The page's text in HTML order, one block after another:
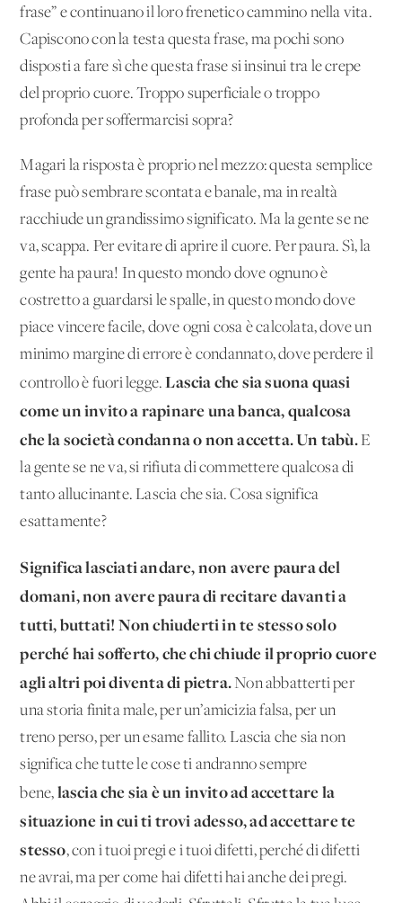
frase” e continuano il loro frenetico cammino nella vita.
Capiscono con la testa questa frase, ma pochi sono
disposti a fare sì che questa frase si insinui tra le crepe
del proprio cuore. Troppo superficiale o troppo
profonda per soffermarcisi sopra?
Magari la risposta è proprio nel mezzo: questa semplice
frase può sembrare scontata e banale, ma in realtà
racchiude un grandissimo significato. Ma la gente se ne
va, scappa. Per evitare di aprire il cuore. Per paura. Sì, la
gente ha paura! In questo mondo dove ognuno è
costretto a guardarsi le spalle, in questo mondo dove
piace vincere facile, dove ogni cosa è calcolata, dove un
minimo margine di errore è condannato, dove perdere il
controllo è fuori legge.Lascia che sia suona quasi
come un invito a rapinare una banca, qualcosa
che la società condanna o non accetta. Un tabù.E
la gente se ne va, si rifiuta di commettere qualcosa di
tanto allucinante. Lascia che sia. Cosa significa
esattamente?
Significa lasciati andare, non avere paura del
domani, non avere paura di recitare davanti a
tutti, buttati! Non chiuderti in te stesso solo
perché hai sofferto, che chi chiude il proprio cuore
agli altri poi diventa di pietra.Non abbatterti per
una storia finita male, per un’amicizia falsa, per un
treno perso, per un esame fallito. Lascia che sia non
significa che tutte le cose ti andranno sempre
bene, lascia che sia è un invito ad accettare la
situazione in cui ti trovi adesso, ad accettare te
stesso, con i tuoi pregi e i tuoi difetti, perché di difetti
ne avrai, ma per come hai difetti hai anche dei pregi.